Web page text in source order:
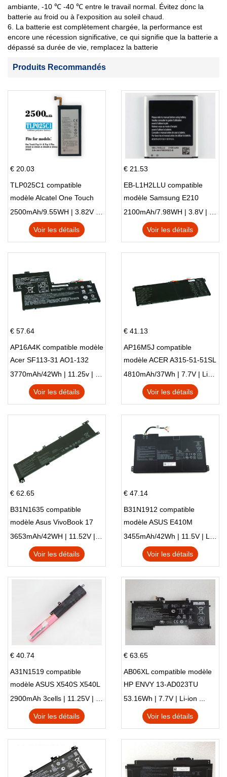
ambiante, -10 ℃ -40 ℃ entre le travail normal. Évitez donc la
batterie au froid ou à l'exposition au soleil chaud.
6. La batterie est complètement chargée, la performance est
encore une récession significative, ce qui signifie que la batterie a
dépassé sa durée de vie, remplacez la batterie
Produits Recommandés
€ 20.03
TLP025C1 compatible
modèle Alcatel One Touch
Pop 4 Plus OT-5056D
2500mAh/9.55WH | 3.82V | Li-ion ...
Voir les détails
€ 21.53
EB-L1H2LLU compatible
modèle Samsung E210
E210K i939
2100mAh/7.98WH | 3.8V | Li-ion ...
Voir les détails
€ 57.64
AP16A4K compatible modèle
Acer SF113-31 AO1-132
NE132
3770mAh/42Wh | 11.25v | Li-ion ...
Voir les détails
€ 41.13
AP16M5J compatible
modèle ACER A315-51-51SL
N17Q1 SERIES
4810mAh/37Wh | 7.7V | Li-ion ...
Voir les détails
€ 62.65
B31N1635 compatible
modèle Asus VivoBook 17
X705NC X705UA X705UV
X705UN X705UD
3653mAh/42WH | 11.52V | Li-ion ...
Voir les détails
€ 47.14
B31N1912 compatible
modèle ASUS E410M
E410MA L410MA
3455mAh/42Wh | 11.5V | Li-ion ...
Voir les détails
€ 40.74
A31N1519 compatible
modèle ASUS X540S X540L
X540LA-SI302 X540SA
X540S
2900mAh 3cells | 11.25V | Li-ion ...
Voir les détails
€ 63.65
AB06XL compatible modèle
HP ENVY 13-AD023TU
HSTNN-DB8C 921438-855
TPN-I128
53.16Wh | 7.7V | Li-ion ...
Voir les détails